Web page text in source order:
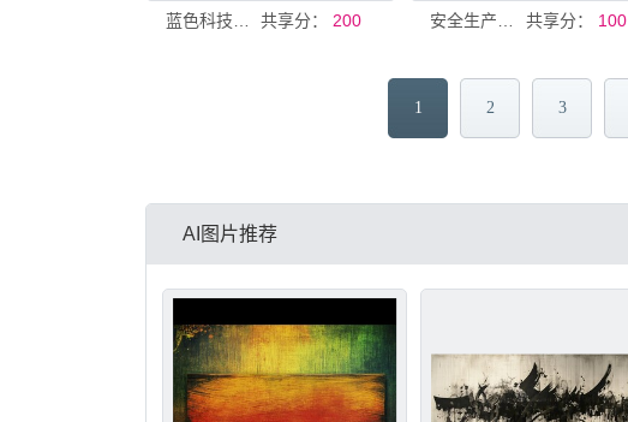
共享分： 200 共享分： 100
1 2 3
AI图片推荐